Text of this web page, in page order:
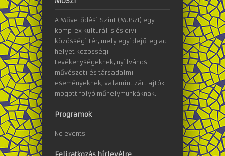
A Művelődési Szint (MÜSZI) egy
komplex kulturális és civil
közösségi tér, mely egyidejűleg ad
helyet közösségi
tevékenységeknek, nyilvános
művészeti és társadalmi
eseményeknek, valamint zárt ajtók
mögött folyó műhelymunkáknak.
Programok
No events